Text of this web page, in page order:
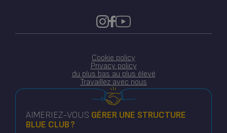
Cookie policy
Privacy policy
du plus bas au plus élevé
Travaillez avec nous
AIMERIEZ-VOUS GÉRER UNE STRUCTURE
BLUE CLUB ?